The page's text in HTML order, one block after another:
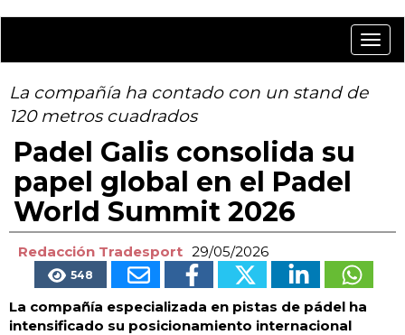
La compañía ha contado con un stand de
120 metros cuadrados
Padel Galis consolida su
papel global en el Padel
World Summit 2026
Redacción Tradesport 29/05/2026
548
La compañía especializada en pistas de pádel ha
intensificado su posicionamiento internacional